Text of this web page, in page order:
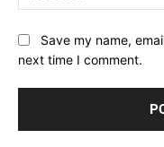
Save my name,
next time I comment.